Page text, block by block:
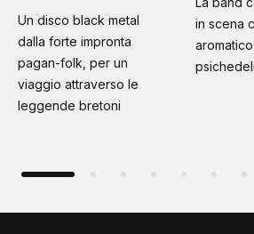
Un disco black metal
dalla forte impronta
pagan-folk, per un
viaggio attraverso le
leggende bretoni
in scena